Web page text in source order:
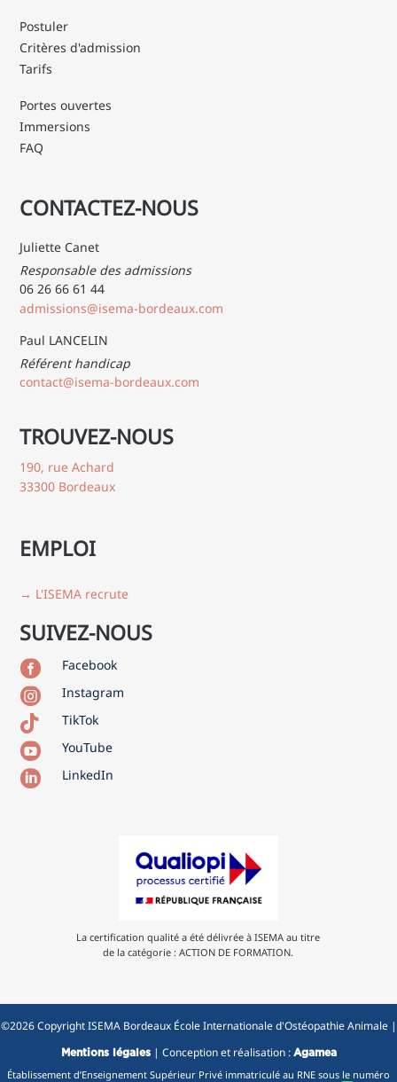
Postuler
Critères d'admission
Tarifs
Portes ouvertes
Immersions
FAQ
CONTACTEZ-NOUS
Juliette Canet
Responsable des admissions
06 26 66 61 44
admissions@isema-bordeaux.com
Paul LANCELIN
Référent handicap
contact@isema-bordeaux.com
TROUVEZ-NOUS
190, rue Achard
33300 Bordeaux
EMPLOI
→ L'ISEMA recrute
SUIVEZ-NOUS
 Facebook
 Instagram
 TikTok
 YouTube
 LinkedIn
La certification qualité a été délivrée à ISEMA au titre
de la catégorie : ACTION DE FORMATION.
©2026 Copyright ISEMA Bordeaux École Internationale d'Ostéopathie Animale |
Mentions légales| Conception et réalisation : Agamea
Établissement d’Enseignement Supérieur Privé immatriculé au RNE sous le numéro